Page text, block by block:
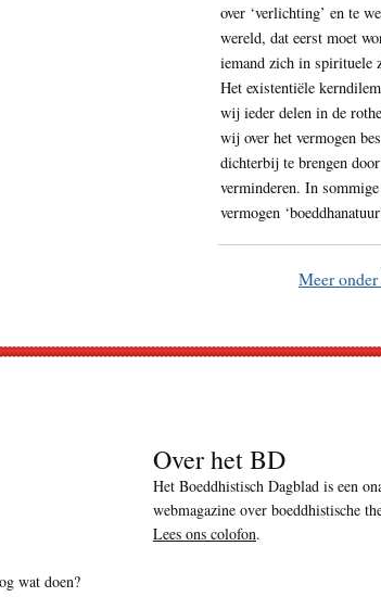
over ‘verlichting’ en te
wereld, dat eerst moet
iemand zich in spirituele
Het existentiële
wij ieder delen in de
wij over het vermogen
dichterbij te brengen
verminderen. In
vermogen
Meer
wat doen?
Over het BD
Het Boeddhistisch Dagblad is een
webmagazine over boeddhistische
Lees ons colofon.